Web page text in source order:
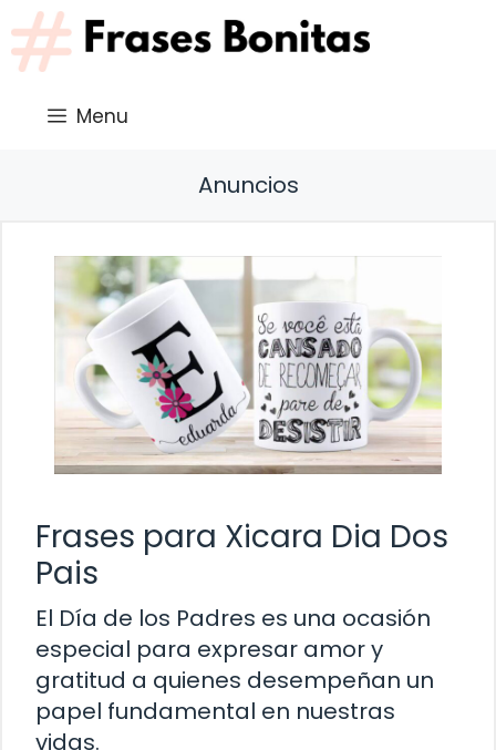
Saltar
al
contenido
Menu
Anuncios
Frases para Xicara Dia Dos
Pais
El Día de los Padres es una ocasión
especial para expresar amor y
gratitud a quienes desempeñan un
papel fundamental en nuestras
vidas.